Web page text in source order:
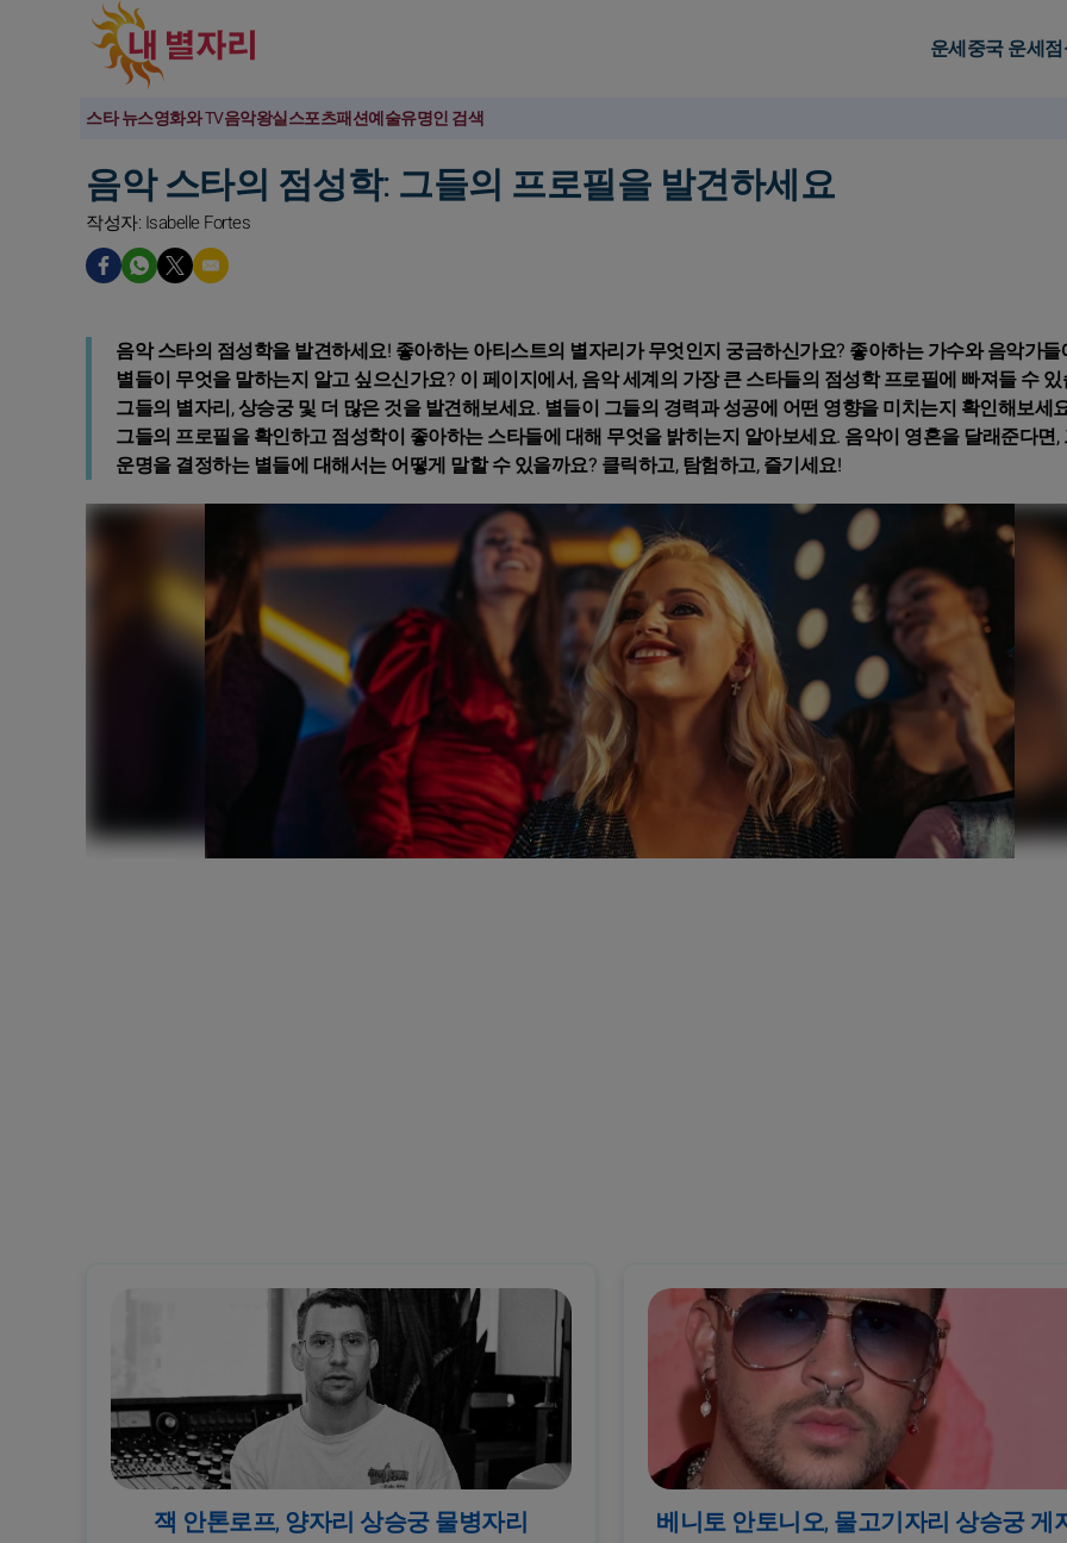
운세중국 운세
스타 뉴스영화와 TV음악왕실스포츠패션예술유명인 검색
음악 스타의 점성학: 그들의 프로필을 발견하세요
작성자: Isabelle Fortes
음악 스타의 점성학을 발견하세요! 좋아하는 아티스트의 별자리가 무엇인지 궁금하신가요? 좋아하는 가수와 음악가들
별들이 무엇을 말하는지 알고 싶으신가요? 이 페이지에서, 음악 세계의 가장 큰 스타들의 점성학 프로필에 빠져들 수
그들의 별자리, 상승궁 및 더 많은 것을 발견해보세요. 별들이 그들의 경력과 성공에 어떤 영향을 미치는지 확인해보세
그들의 프로필을 확인하고 점성학이 좋아하는 스타들에 대해 무엇을 밝히는지 알아보세요. 음악이 영혼을 달래준다면,
운명을 결정하는 별들에 대해서는 어떻게 말할 수 있을까요? 클릭하고, 탐험하고, 즐기세요!
잭 안톤로프, 양자리 상승궁 물병자리 베니토 안토니오, 물고기자리 상승궁 게